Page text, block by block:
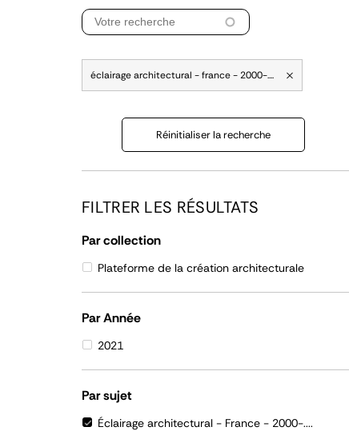
éclairage architectural - france - 2000-....
Réinitialiser la recherche
FILTRER LES RÉSULTATS
Par collection
Plateforme de la création architecturale
Par Année
2021
Par sujet
Éclairage architectural - France - 2000-....